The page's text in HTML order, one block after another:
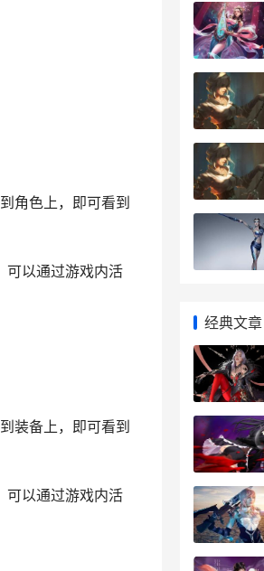
角色上，即可看到
可以通过游戏内活
装备上，即可看到
可以通过游戏内活
经典文章